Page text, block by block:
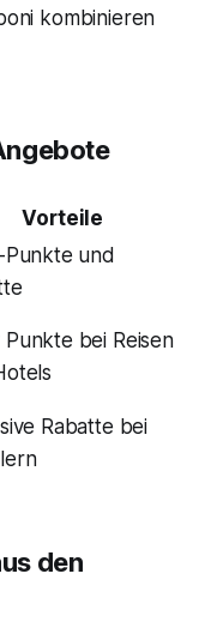
kombinieren
Vorteile
Punkte und
Punkte bei Reisen
Rabatte bei
den